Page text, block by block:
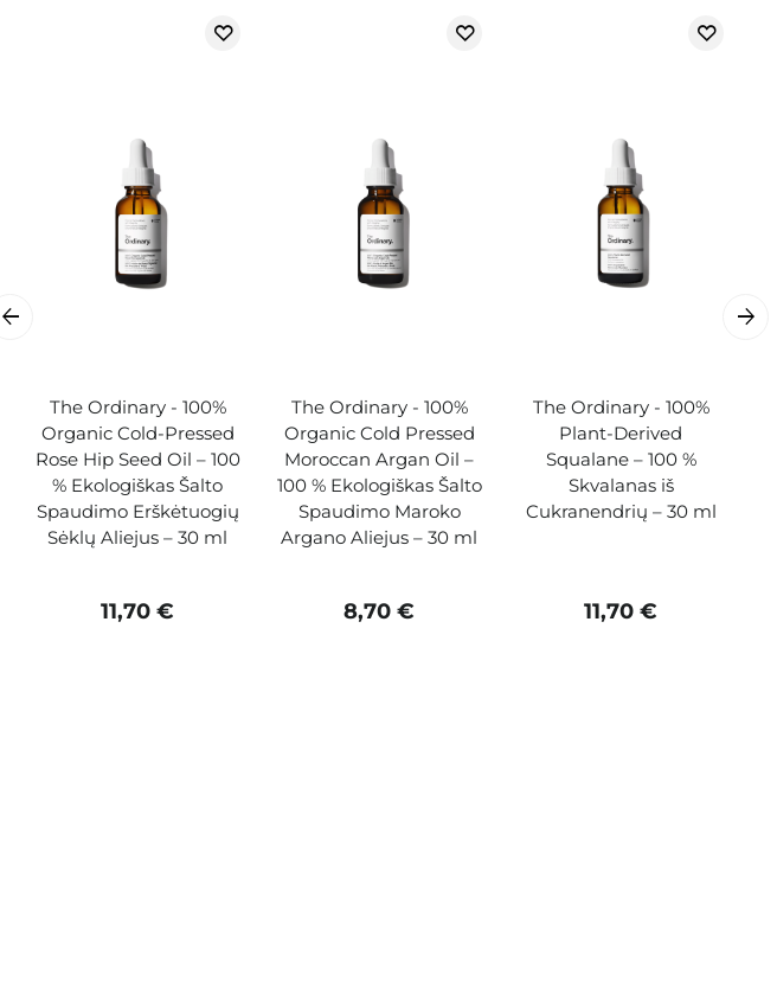
The Ordinary - 100%
Organic Cold-Pressed
Rose Hip Seed Oil – 100
% Ekologiškas Šalto
Spaudimo Erškėtuogių
Sėklų Aliejus – 30 ml
11,70 €
The Ordinary - 100%
Organic Cold Pressed
Moroccan Argan Oil –
100 % Ekologiškas Šalto
Spaudimo Maroko
Argano Aliejus – 30 ml
8,70 €
The Ordinary - 100%
Plant-Derived
Squalane – 100 %
Skvalanas iš
Cukranendrių – 30 ml
11,70 €